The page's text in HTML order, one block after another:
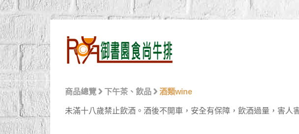
商品總覽 下午茶、飲品 酒類wine
未滿十八歲禁止飲酒。酒後不開車，安全有保障，飲酒過量，害人